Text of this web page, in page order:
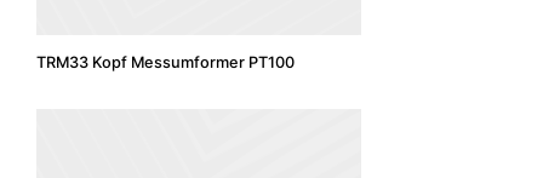
TRM33 Kopf Messumformer PT100